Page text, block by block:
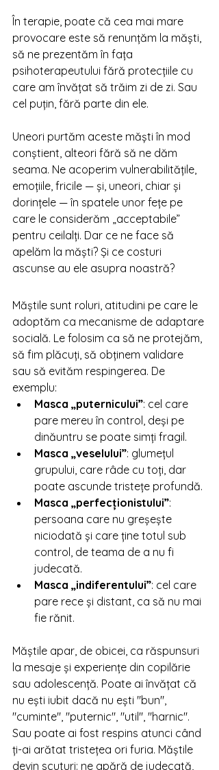
În terapie, poate că cea mai mare
provocare este să renunțăm la măști,
să ne prezentăm în fața
psihoterapeutului fără protecțiile cu
care am învățat să trăim zi de zi. Sau
cel puțin, fără parte din ele.
Uneori purtăm aceste măști în mod
conștient, alteori fără să ne dăm
seama. Ne acoperim vulnerabilitățile,
emoțiile, fricile — și, uneori, chiar și
dorințele — în spatele unor fețe pe
care le considerăm „acceptabile”
pentru ceilalți. Dar ce ne face să
apelăm la măști? Și ce costuri
ascunse au ele asupra noastră?
Măștile sunt roluri, atitudini pe care le
adoptăm ca mecanisme de adaptare
socială. Le folosim ca să ne protejăm,
să fim plăcuți, să obținem validare
sau să evităm respingerea. De
exemplu:
Masca „puternicului”: cel care
pare mereu în control, deși pe
dinăuntru se poate simți fragil.
Masca „veselului”: glumețul
grupului, care râde cu toți, dar
poate ascunde tristețe profundă.
Masca „perfecționistului”:
persoana care nu greșește
niciodată și care ține totul sub
control, de teama de a nu fi
judecată.
Masca „indiferentului”: cel care
pare rece și distant, ca să nu mai
fie rănit.
Măștile apar, de obicei, ca răspunsuri
la mesaje și experiențe din copilărie
sau adolescență. Poate ai învățat că
nu ești iubit dacă nu ești "bun",
"cuminte", "puternic", "util", "harnic".
Sau poate ai fost respins atunci când
ți-ai arătat tristețea ori furia. Măștile
devin scuturi: ne apără de judecată,